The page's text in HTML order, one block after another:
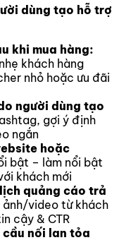
dùng tạo hỗ trợ
khi mua hàng:
khách hàng
nhỏ hoặc ưu đãi
người dùng tạo
gợi ý định
ngắn
hoặc
bật – làm nổi bật
khách mới
quảng cáo trả
ảnh/video từ khách
cậy & CTR
nối lan tỏa